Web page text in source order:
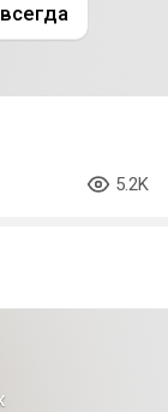
5.2K